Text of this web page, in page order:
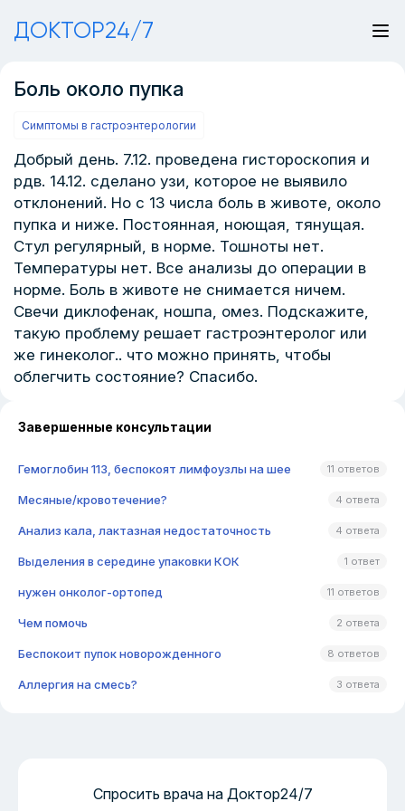
ДОКТОР24/7
Боль около пупка
Симптомы в гастроэнтерологии
Добрый день. 7.12. проведена гистороскопия и
рдв. 14.12. сделано узи, которое не выявило
отклонений. Но с 13 числа боль в животе, около
пупка и ниже. Постоянная, ноющая, тянущая.
Стул регулярный, в норме. Тошноты нет.
Температуры нет. Все анализы до операции в
норме. Боль в животе не снимается ничем.
Свечи диклофенак, ношпа, омез. Подскажите,
такую проблему решает гастроэнтеролог или
же гинеколог.. что можно принять, чтобы
облегчить состояние? Спасибо.
Завершенные консультации
Гемоглобин 113, беспокоят лимфоузлы на шее 11 ответов
Месяные/кровотечение? 4 ответа
Анализ кала, лактазная недостаточность 4 ответа
Выделения в середине упаковки КОК 1 ответ
нужен онколог-ортопед 11 ответов
Чем помочь 2 ответа
Беспокоит пупок новорожденного 8 ответов
Аллергия на смесь? 3 ответа
Спросить врача на Доктор24/7